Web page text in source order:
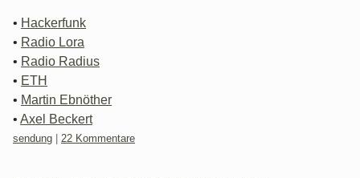
• Hackerfunk
• Radio Lora
• Radio Radius
• ETH
• Martin Ebnöther
• Axel Beckert
Kategorien:
sendung 22 Kommentare